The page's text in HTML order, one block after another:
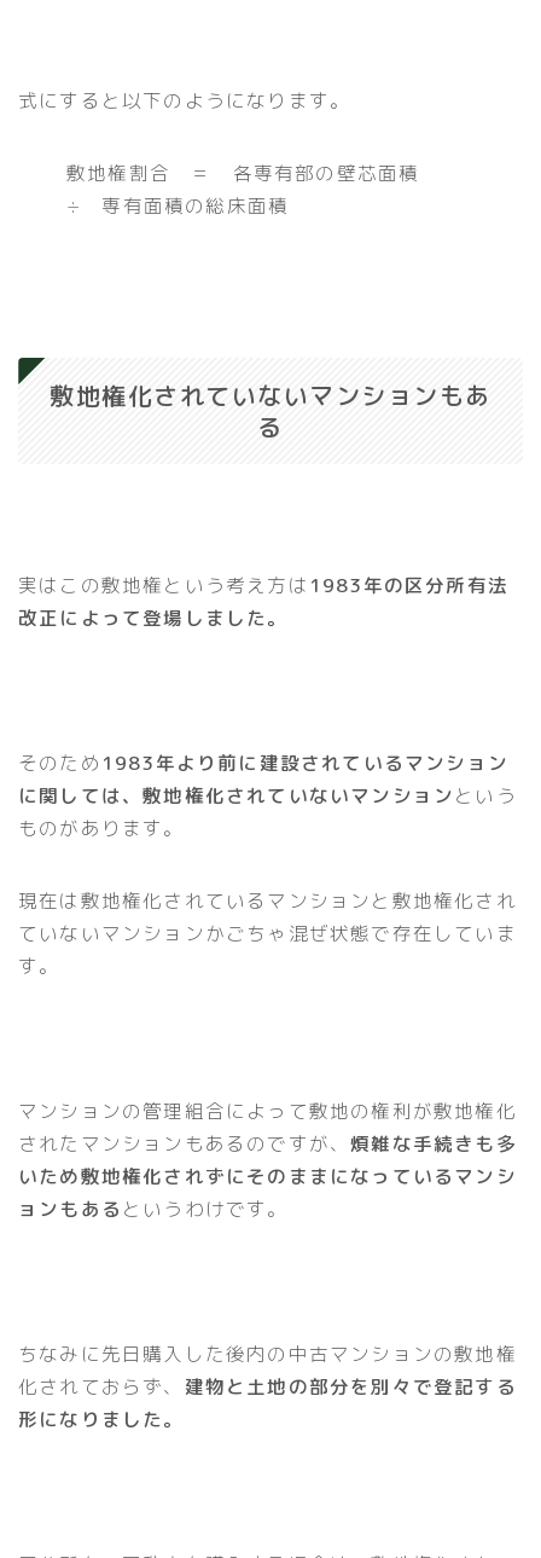
式にすると以下のようになります。
敷地権割合 ＝ 各専有部の壁芯面積
÷ 専有面積の総床面積
敷地権化されていないマンションもあ
る
実はこの敷地権という考え方は 1983年の区分所有法
改正によって登場しました。
そのため 1983年より前に建設されているマンション
に関しては、敷地権化されていないマンションという
ものがあります。
現在は敷地権化されているマンションと敷地権化され
ていないマンションかごちゃ混ぜ状態で存在していま
す。
マンションの管理組合によって敷地の権利が敷地権化
されたマンションもあるのですが、煩雑な手続きも多
いため敷地権化されずにそのままになっているマンシ
ョンもある というわけです。
ちなみに先日購入した後内の中古マンションの敷地権
化されておらず、 建物と土地の部分を別々で登記する
形になりました。